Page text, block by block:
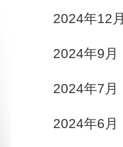
2024年12月
2024年9月
2024年7月
2024年6月